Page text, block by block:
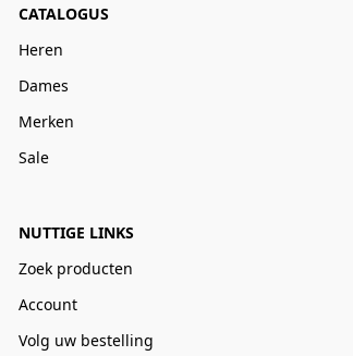
CATALOGUS
Heren
Dames
Merken
Sale
NUTTIGE LINKS
Zoek producten
Account
Volg uw bestelling